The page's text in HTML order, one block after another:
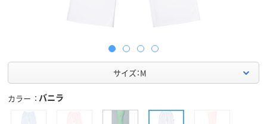
サイズ：M
カラー バニラ